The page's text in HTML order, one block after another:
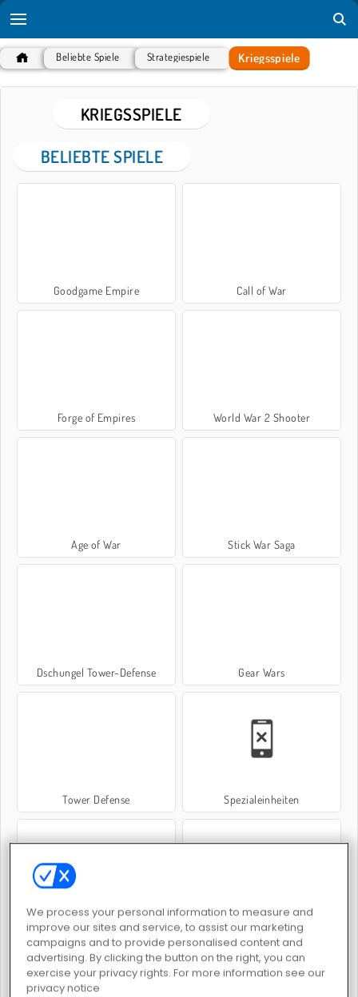
Beliebte Spiele Strategiespiele Kriegsspiele
KRIEGSSPIELE
BELIEBTE SPIELE
Goodgame Empire Call of War
Forge of Empires World War 2 Shooter
Age of War Stick War Saga
Dschungel Tower-Defense Gear Wars
Tower Defense Spezialeinheiten
Supremacy 1914 Warscrap.io
We process your personal information to measure and
improve our sites and service, to assist our marketing
campaigns and to provide personalised content and
advertising. By clicking the button on the right, you can
exercise your privacy rights. For more information see our
privacy notice